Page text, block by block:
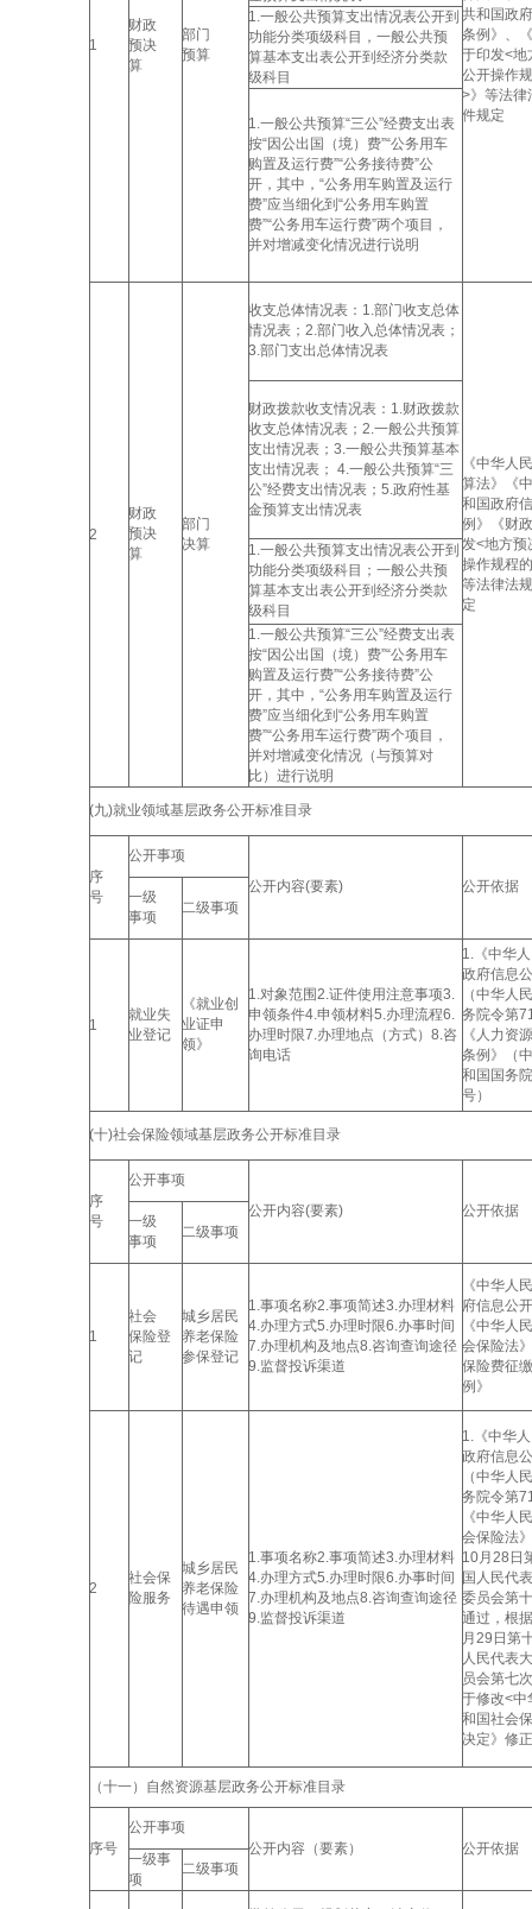
1
财政
预决
算
部门
预算
共和国政
条例》、
于印发<地
公开操作
>》等法律
件规定
1.一般公共预算支出情况表公开到
功能分类项级科目，一般公共预
算基本支出表公开到经济分类款
级科目
1.一般公共预算“三公”经费支出表
按“因公出国（境）费”“公务用车
购置及运行费”“公务接待费”公
开，其中，“公务用车购置及运行
费”应当细化到“公务用车购置
费”“公务用车运行费”两个项目，
并对增减变化情况进行说明
2
财政
预决
算
部门
决算
收支总体情况表：1.部门收支总体
情况表；2.部门收入总体情况表；
3.部门支出总体情况表
《中华人
算法》《
和国政府
例》《财
发<地方预
操作规程
等法律法
定
财政拨款收支情况表：1.财政拨款
收支总体情况表；2.一般公共预算
支出情况表；3.一般公共预算基本
支出情况表； 4.一般公共预算“三
公”经费支出情况表；5.政府性基
金预算支出情况表
1.一般公共预算支出情况表公开到
功能分类项级科目；一般公共预
算基本支出表公开到经济分类款
级科目
1.一般公共预算“三公”经费支出表
按“因公出国（境）费”“公务用车
购置及运行费”“公务接待费”公
开，其中，“公务用车购置及运行
费”应当细化到“公务用车购置
费”“公务用车运行费”两个项目，
并对增减变化情况（与预算对
比）进行说明
(九)就业领域基层政务公开标准目录
序
号
公开事项
公开内容(要素)
公开依据
一级
事项
二级事项
1
就业失
业登记
《就业创
业证申
领》
1.对象范围2.证件使用注意事项3.
申领条件4.申领材料5.办理流程6.
办理时限7.办理地点（方式）8.咨
询电话
1.《中华
政府信息
（中华人
务院令第
《人力资
条例》（
和国国务
号）
(十)社会保险领域基层政务公开标准目录
序
号
公开事项
公开内容(要素)
公开依据
一级
事项
二级事项
1
社会
保险登
记
城乡居民
养老保险
参保登记
1.事项名称2.事项简述3.办理材料
4.办理方式5.办理时限6.办事时间
7.办理机构及地点8.咨询查询途径
9.监督投诉渠道
《中华人
府信息公
《中华人
会保险法
保险费征
例》
2
社会保
险服务
城乡居民
养老保险
待遇申领
1.事项名称2.事项简述3.办理材料
4.办理方式5.办理时限6.办事时间
7.办理机构及地点8.咨询查询途径
9.监督投诉渠道
1.《中华
政府信息
（中华人
务院令第
《中华人
会保险法
10月28日
国人民代
委员会第
通过，根
月29日第
人民代表
员会第七
于修改<中
和国社会
决定》修
（十一）自然资源基层政务公开标准目录
序号
公开事项
公开内容（要素）
公开依据
一级事
项
二级事项